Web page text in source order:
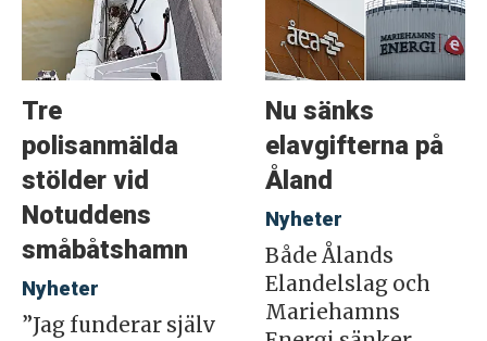
Tre
polisanmälda
stölder vid
Notuddens
småbåtshamn
Nyheter
”Jag funderar själv
Nu sänks
elavgifterna på
Åland
Nyheter
Både Ålands
Elandelslag och
Mariehamns